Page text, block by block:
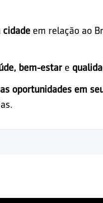
cidade em relação ao
bem-estare
oportunidades em